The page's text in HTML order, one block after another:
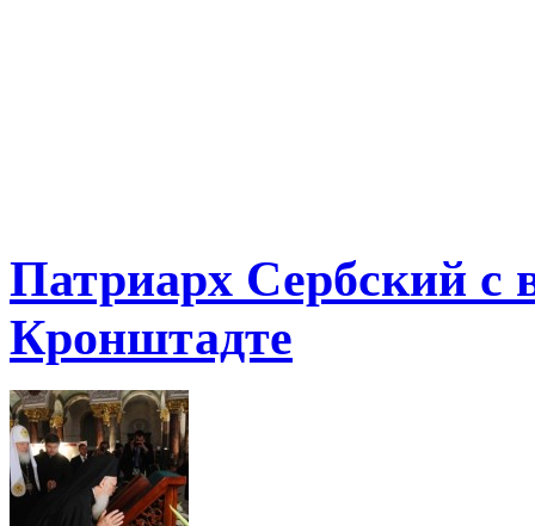
Патриарх Сербский с
Кронштадте